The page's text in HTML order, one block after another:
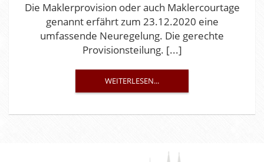
Die Maklerprovision oder auch Maklercourtage
genannt erfährt zum 23.12.2020 eine
umfassende Neuregelung. Die gerechte
Provisionsteilung. [...]
WEITERLESEN...